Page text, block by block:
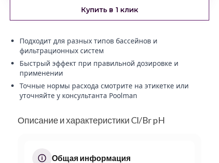
Купить в 1 клик
Подходит для разных типов бассейнов и
фильтрационных систем
Быстрый эффект при правильной дозировке и
применении
Точные нормы расхода смотрите на этикетке или
уточняйте у консультанта Poolman
Описание и характеристики Cl/Br pH
Общая информация